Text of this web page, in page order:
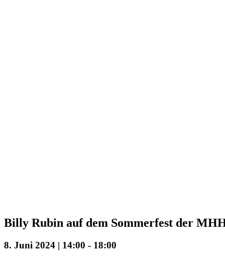
Billy Rubin auf dem Sommerfest der
8. Juni 2024 | 14:00 - 18:00